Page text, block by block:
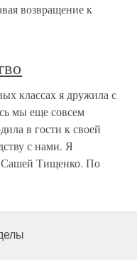
возвращение к
классах я дружила с
мы еще совсем
в гости к своей
с нами. Я
Сашей Тищенко. По